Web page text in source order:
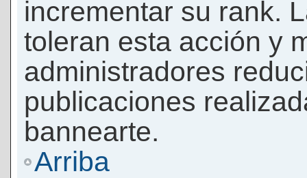
incrementar su rank.
toleran esta acción y
administradores
publicaciones
bannearte.
Arriba